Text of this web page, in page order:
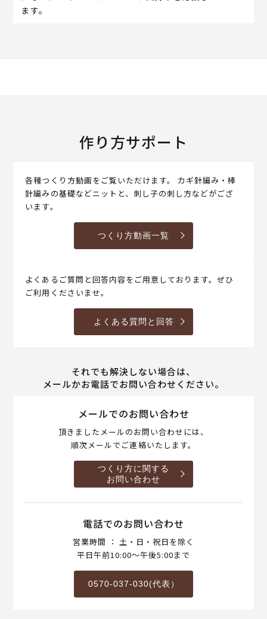
ます。
作り方サポート
各種つくり方動画をご覧いただけます。 カギ針編み・棒
針編みの基礎などニットと、刺し子の刺し方などがござ
います。
つくり方動画一覧
よくあるご質問と回答内容をご用意しております。ぜひ
ご利用くださいませ。
よくある質問と回答
それでも解決しない場合は、
メールかお電話でお問い合わせください。
メールでのお問い合わせ
頂きましたメールのお問い合わせには、
順次メールでご連絡いたします。
つくり方に関する
お問い合わせ
電話でのお問い合わせ
営業時間 ： 土・日・祝日を除く
平日午前10:00～午後5:00まで
0570-037-030(代表）